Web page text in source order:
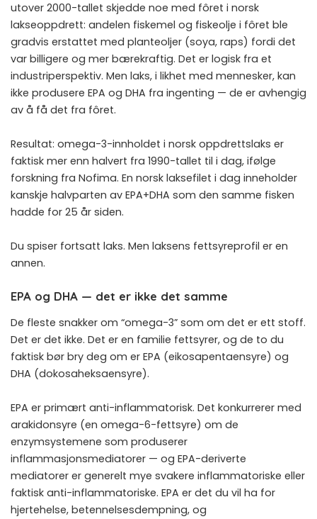
utover 2000-tallet skjedde noe med fôret i norsk
lakseoppdrett: andelen fiskemel og fiskeolje i fôret ble
gradvis erstattet med planteoljer (soya, raps) fordi det
var billigere og mer bærekraftig. Det er logisk fra et
industriperspektiv. Men laks, i likhet med mennesker, kan
ikke produsere EPA og DHA fra ingenting — de er avhengig
av å få det fra fôret.
Resultat: omega-3-innholdet i norsk oppdrettslaks er
faktisk mer enn halvert fra 1990-tallet til i dag, ifølge
forskning fra Nofima. En norsk laksefilet i dag inneholder
kanskje halvparten av EPA+DHA som den samme fisken
hadde for 25 år siden.
Du spiser fortsatt laks. Men laksens fettsyreprofil er en
annen.
EPA og DHA — det er ikke det samme
De fleste snakker om “omega-3” som om det er ett stoff.
Det er det ikke. Det er en familie fettsyrer, og de to du
faktisk bør bry deg om er EPA (eikosapentaensyre) og
DHA (dokosaheksaensyre).
EPA er primært anti-inflammatorisk. Det konkurrerer med
arakidonsyre (en omega-6-fettsyre) om de
enzymsystemene som produserer
inflammasjonsmediatorer — og EPA-deriverte
mediatorer er generelt mye svakere inflammatoriske eller
faktisk anti-inflammatoriske. EPA er det du vil ha for
hjertehelse, betennelsesdempning, og